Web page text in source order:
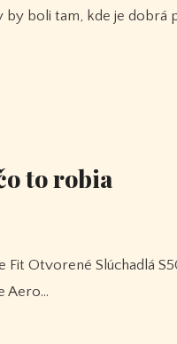
to robia
Aero…